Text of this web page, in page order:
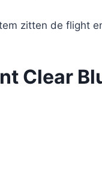
zitten de flight
Clear